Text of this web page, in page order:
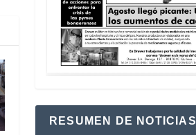
RESUMEN DE NOTICIAS